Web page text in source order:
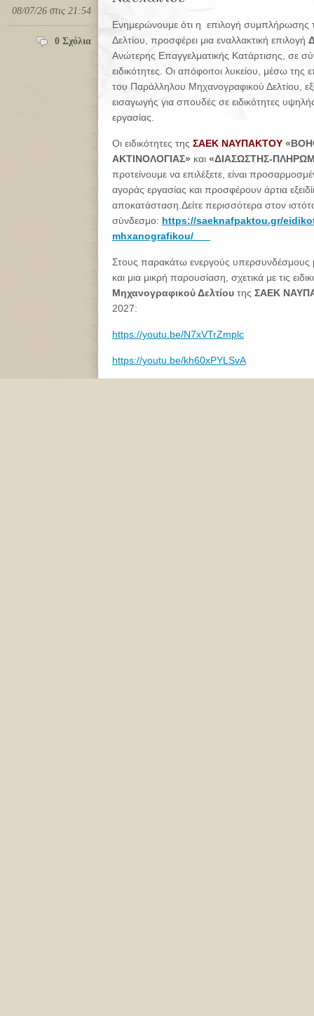
08/07/26 στις 21:54
0 Σχόλια
Ενημερώνουμε ότι η επιλογή
Δελτίου, προσφέρει μια εναλλακτική επιλογή
Ανώτερης Επαγγελματικής Κατάρτισης, σε
ειδικότητες. Οι απόφοιτοι λυκείου, μέσω
του Παράλληλου Μηχανογραφικού Δελτίου,
εισαγωγής για σπουδές σε ειδικότητες
εργασίας.
Οι ειδικότητες της ΣΑΕΚ ΝΑΥΠΑΚΤΟΥ
ΑΚΤΙΝΟΛΟΓΙΑΣ» και «ΔΙΑΣΩΣΤΗΣ-
προτείνουμε να επιλέξετε, είναι
αγοράς εργασίας και προσφέρουν άρτια
αποκατάσταση.Δείτε περισσότερα στον
σύνδεσμο: https://saeknafpaktou.gr/
mhxanografikou/
Στους παρακάτω ενεργούς υπερσυνδέσμους
και μια μικρή παρουσίαση, σχετικά με τις
Μηχανογραφικού Δελτίου της ΣΑΕΚ
2027:
https://youtu.be/N7xVTrZmplc
https://youtu.be/kh60xPYLSvA